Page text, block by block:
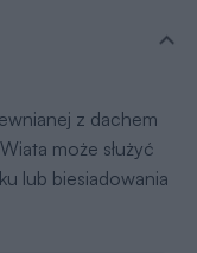
z dachem
może służyć
lub biesiadowania